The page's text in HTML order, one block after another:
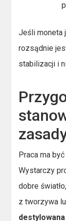
Jeśli moneta
rozsądnie
stabilizacji i
Praca ma
Wystarczy
dobre
z tworzywa
destylowana